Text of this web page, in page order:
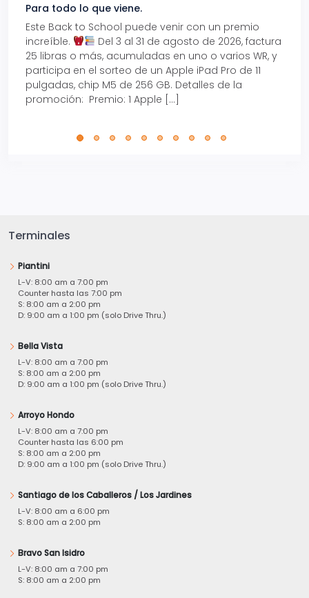
Para todo lo que viene.
Este Back to School puede venir con un premio
increíble.
Del 3 al 31 de agosto de 2026, factura
25 libras o más, acumuladas en uno o varios WR, y
participa en el sorteo de un Apple iPad Pro de 11
pulgadas, chip M5 de 256 GB. Detalles de la
promoción: Premio: 1 Apple […]
Terminales
Piantini
L-V: 8:00 am a 7:00 pm
Counter hasta las 7:00 pm
S: 8:00 am a 2:00 pm
D: 9:00 am a 1:00 pm (solo Drive Thru.)
Bella Vista
L-V: 8:00 am a 7:00 pm
S: 8:00 am a 2:00 pm
D: 9:00 am a 1:00 pm (solo Drive Thru.)
Arroyo Hondo
L-V: 8:00 am a 7:00 pm
Counter hasta las 6:00 pm
S: 8:00 am a 2:00 pm
D: 9:00 am a 1:00 pm (solo Drive Thru.)
Santiago de los Caballeros / Los Jardines
L-V: 8:00 am a 6:00 pm
S: 8:00 am a 2:00 pm
Bravo San Isidro
L-V: 8:00 am a 7:00 pm
S: 8:00 am a 2:00 pm